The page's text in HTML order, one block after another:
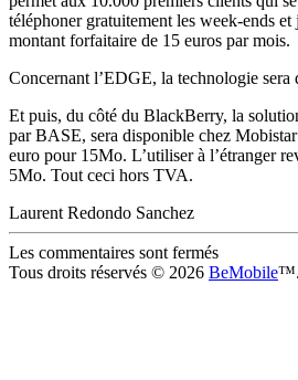
téléphoner gratuitement les week-ends
montant forfaitaire de 15 euros par mois.
Concernant l’EDGE, la technologie sera
Et puis, du côté du BlackBerry, la
par BASE, sera disponible chez
euro pour 15Mo. L’utiliser à l’étranger
5Mo. Tout ceci hors TVA.
Laurent Redondo Sanchez
Les commentaires sont fermés
Tous droits réservés © 2026 BeMobile™.